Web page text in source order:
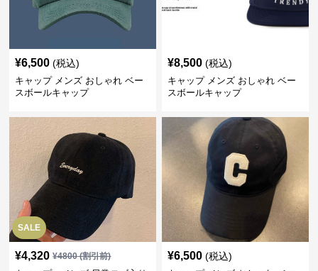
¥6,500 (税込)
キャップ メンズ おしゃれ ベー
スボールキャップ
¥8,500 (税込)
キャップ メンズ おしゃれ ベー
スボールキャップ
SALE
¥4,320 ¥4800(割引前) ¥6,500 (税込)